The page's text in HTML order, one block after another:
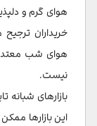
هوای گرم و
خریداران
هوای شب
نیست.
بازارهای شبانه
این بازارها